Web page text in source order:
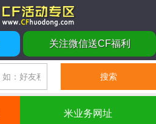
关注微信送CF福利
米业务网址